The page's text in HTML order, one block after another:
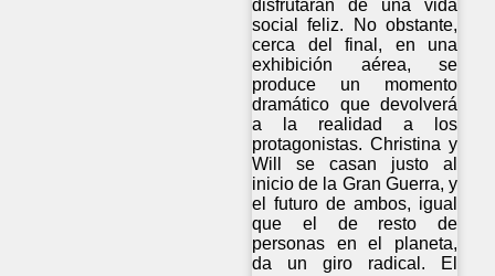
disfrutarán de una vida
social feliz. No obstante,
cerca del final, en una
exhibición aérea, se
produce un momento
dramático que devolverá
a la realidad a los
protagonistas. Christina y
Will se casan justo al
inicio de la Gran Guerra, y
el futuro de ambos, igual
que el de resto de
personas en el planeta,
da un giro radical. El